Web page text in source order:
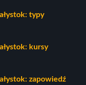
typy
kursy
zapowiedź